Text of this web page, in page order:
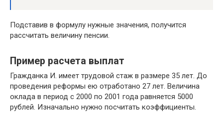
Подставив в формулу нужные значения, получится
рассчитать величину пенсии.
Пример расчета выплат
Гражданка И. имеет трудовой стаж в размере 35 лет. До
проведения реформы ею отработано 27 лет. Величина
оклада в период с 2000 по 2001 года равняется 5000
рублей. Изначально нужно посчитать коэффициенты.